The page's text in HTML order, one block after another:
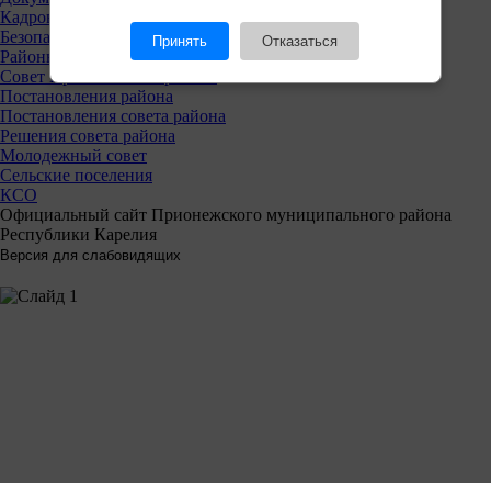
Принять Отказаться
Кадровая политика
Безопасность
Районный совет
Совет Прионежского района
Постановления района
Постановления совета района
Решения совета района
Молодежный совет
Сельские поселения
КСО
Официальный сайт Прионежского муниципального района
Республики Карелия